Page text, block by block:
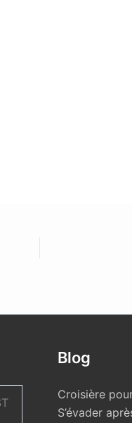
Blog
Croisière
S’évader